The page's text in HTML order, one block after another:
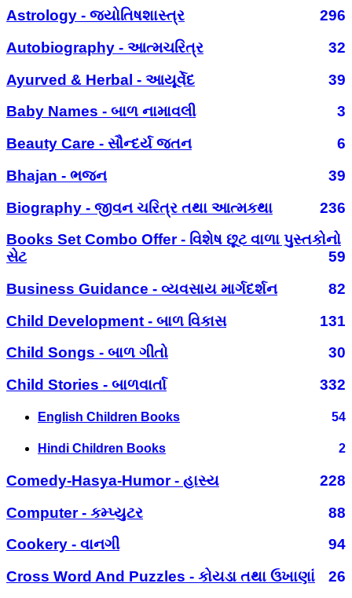
Astrology - જ્યોતિષશાસ્ત્ર
296
Autobiography - આત્મચરિત્ર
32
Ayurved & Herbal - આયૂર્વેદ
39
Baby Names - બાળ નામાવલી
3
Beauty Care - સૌન્દર્ય જતન
6
Bhajan - ભજન
39
Biography - જીવન ચરિત્ર તથા આત્મકથા
236
Books Set Combo Offer - વિશેષ છૂટ વાળા પુસ્તકોનો
સેટ
59
Business Guidance - વ્યવસાય માર્ગદર્શન
82
Child Development - બાળ વિકાસ
131
Child Songs - બાળ ગીતો
30
Child Stories - બાળવાર્તા
332
English Children Books 54
Hindi Children Books 2
Comedy-Hasya-Humor - હાસ્ય
228
Computer - કમ્પ્યુટર
88
Cookery - વાનગી
94
Cross Word And Puzzles - કોયડા તથા ઉખાણાં
26